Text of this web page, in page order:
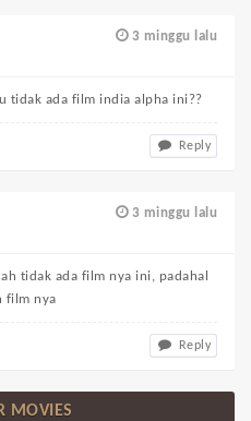
3 minggu lalu
tidak ada film india alpha ini??
Reply
3 minggu lalu
tidak ada film nya ini, padahal
film nya
Reply
MOVIES